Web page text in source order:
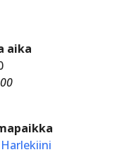
aika